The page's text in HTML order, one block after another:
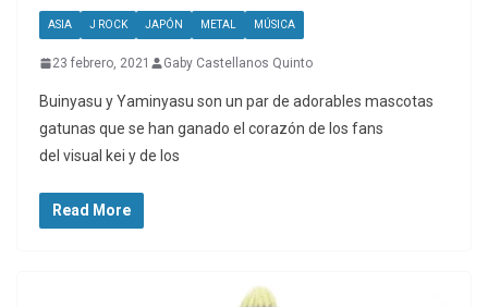
ASIA J ROCK JAPÓN METAL MÚSICA
23 febrero, 2021 Gaby Castellanos Quinto
Buinyasu y Yaminyasu son un par de adorables mascotas
gatunas que se han ganado el corazón de los fans
del visual kei y de los
Read More